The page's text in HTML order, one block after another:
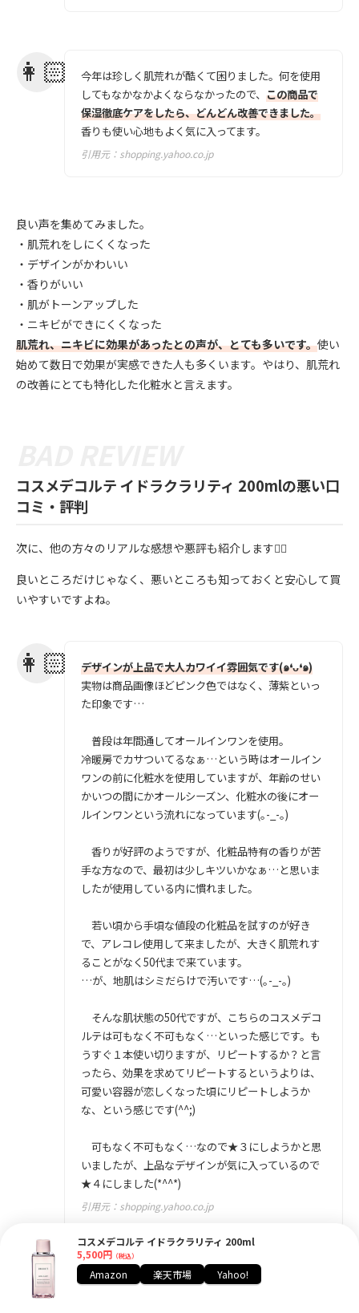
今年は珍しく肌荒れが酷くて困りました。何を使用
してもなかなかよくならなかったので、 この商品で
保湿徹底ケアをしたら、どんどん改善できました。
香りも使い心地もよく気に入ってます。
引用元： shopping.yahoo.co.jp
良い声を集めてみました。
・肌荒れをしにくくなった
・デザインがかわいい
・香りがいい
・肌がトーンアップした
・ニキビができにくくなった
肌荒れ、ニキビに効果があったとの声が、とても多いです。使い
始めて数日で効果が実感できた人も多くいます。やはり、肌荒れ
の改善にとても特化した化粧水と言えます。
コスメデコルテ イドラクラリティ 200mlの悪い口
コミ・評判
次に、他の方々のリアルな感想や悪評も紹介します💁‍♀️
良いところだけじゃなく、悪いところも知っておくと安心して買
いやすいですよね。
デザインが上品で大人カワイイ雰囲気です(๑❛ᴗ❛๑)
実物は商品画像ほどピンク色ではなく、薄紫といっ
た印象です…
普段は年間通してオールインワンを使用。
冷暖房でカサついてるなぁ…という時はオールイン
ワンの前に化粧水を使用していますが、年齢のせい
かいつの間にかオールシーズン、化粧水の後にオー
ルインワンという流れになっています(｡-_-｡)
香りが好評のようですが、化粧品特有の香りが苦
手な方なので、最初は少しキツいかなぁ…と思いま
したが使用している内に慣れました。
若い頃から手頃な値段の化粧品を試すのが好き
で、アレコレ使用して来ましたが、大きく肌荒れす
ることがなく50代まで来ています。
…が、地肌はシミだらけで汚いです…(｡-_-｡)
そんな肌状態の50代ですが、こちらのコスメデコ
ルテは可もなく不可もなく…といった感じです。も
うすぐ１本使い切りますが、リピートするか？と言
ったら、効果を求めてリピートするというよりは、
可愛い容器が恋しくなった頃にリピートしようか
な、という感じです(^^;)
可もなく不可もなく…なので★３にしようかと思
いましたが、上品なデザインが気に入っているので
★４にしました(*^^*)
引用元： shopping.yahoo.co.jp
コスメデコルテ イドラクラリティ 200ml
5,500円 （税込）
Amazon 楽天市場 Yahoo!